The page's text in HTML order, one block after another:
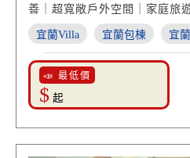
善｜超寬敞戶外空間｜家庭旅
對聚會
宜蘭Villa 宜蘭包棟 宜
📣 最低價
$ 起